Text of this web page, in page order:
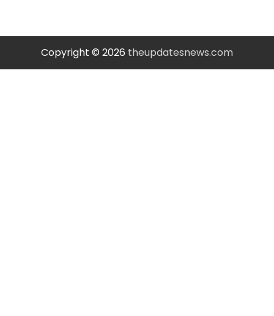
Copyright © 2026 theupdatesnews.com